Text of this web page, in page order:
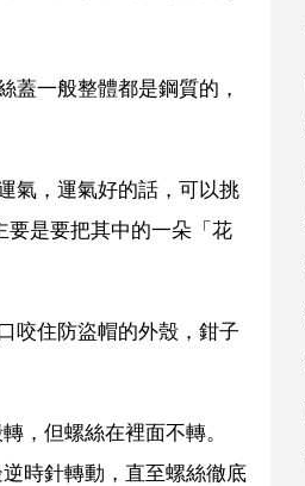
蓋一般整體都是鋼質的，
氣，運氣好的話，可以挑
要是要把其中的一朵「花
咬住防盜帽的外殼，鉗子
，但螺絲在裡面不轉。
時針轉動，直至螺絲徹底